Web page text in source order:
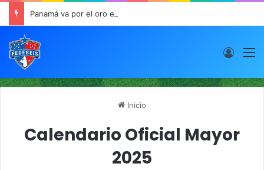
Panamá va por el oro este viernes en JCDC
Inicio
Calendario Oficial Mayor
2025